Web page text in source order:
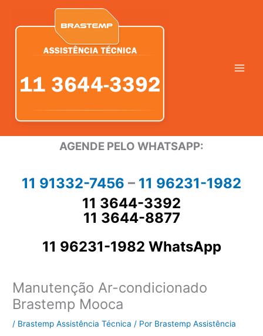
AGENDE PELO WHATSAPP:
11 91332-7456 – 11 96231-1982
11 3644-3392
11 3644-8877
11 96231-1982 WhatsApp
Manutenção Ar-condicionado
Brastemp Mooca
/ Brastemp Assistência Técnica / Por Brastemp Assistência